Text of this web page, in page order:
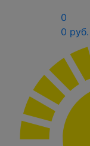
0
0 руб.